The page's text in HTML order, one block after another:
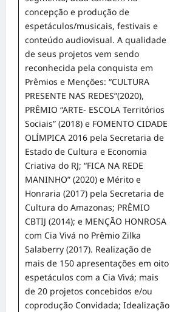
concepção e produção de
espetáculos/musicais, festivais e
conteúdo audiovisual. A qualidade
de seus projetos vem sendo
reconhecida pela conquista em
Prêmios e Menções: “CULTURA
PRESENTE NAS REDES”(2020),
PRÊMIO “ARTE- ESCOLA Territórios
Sociais” (2018) e FOMENTO CIDADE
OLÍMPICA 2016 pela Secretaria de
Estado de Cultura e Economia
Criativa do RJ; “FICA NA REDE
MANINHO” (2020) e Mérito e
Honraria (2017) pela Secretaria de
Cultura do Amazonas; PRÊMIO
CBTIJ (2014); e MENÇÃO HONROSA
com Cia Vivá no Prêmio Zilka
Salaberry (2017). Realização de
mais de 150 apresentações em oito
espetáculos com a Cia Vivá; mais
de 20 projetos concebidos e/ou
coprodução Convidada; Idealização